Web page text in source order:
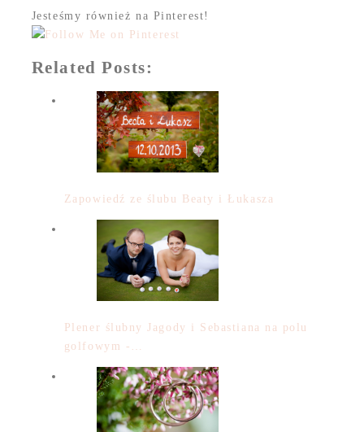
Jesteśmy również na Pinterest!
Related Posts:
Zapowiedź ze ślubu Beaty i Łukasza
Plener ślubny Jagody i Sebastiana na polu
golfowym -…